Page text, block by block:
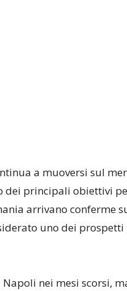
a muoversi sul
dei principali obiettivi
arrivano conferme
uno dei
nei mesi scorsi,